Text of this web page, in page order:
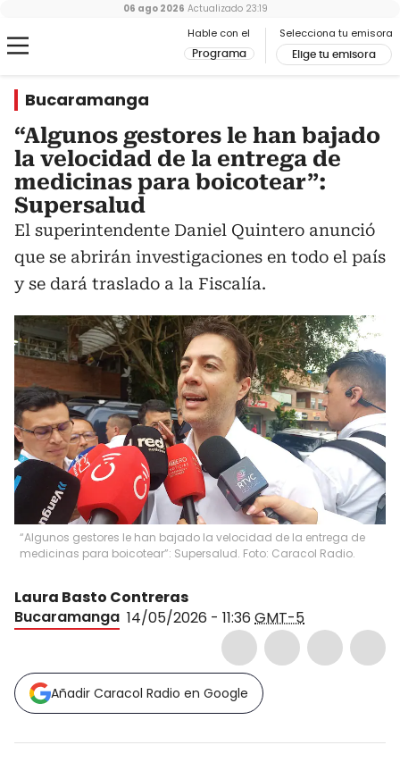
Hable con el
Programa
Selecciona tu emisora
Elige tu emisora
06 ago 2026 Actualizado 23:19
Bucaramanga
“Algunos gestores le han bajado
la velocidad de la entrega de
medicinas para boicotear”:
Supersalud
El superintendente Daniel Quintero anunció
que se abrirán investigaciones en todo el país
y se dará traslado a la Fiscalía.
“Algunos gestores le han bajado la velocidad de la entrega de
medicinas para boicotear”: Supersalud. Foto: Caracol Radio.
Laura Basto Contreras
Bucaramanga 14/05/2026 - 11:36 GMT-5
Añadir Caracol Radio en Google